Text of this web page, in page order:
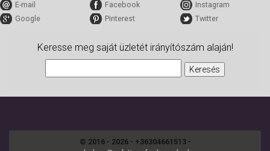
E-mail Facebook
Instagram
Google
Pinterest Twitter
Keresse meg saját üzletét irányítószám alaján!
© 2016 - 2026 - +36304661513 -